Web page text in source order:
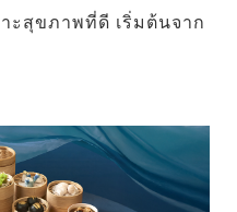
ะสุขภาพที่ดี เริ่มต้นจาก